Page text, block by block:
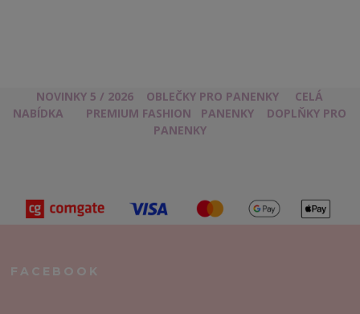
NOVINKY 5 / 2026 OBLEČKY PRO PANENKY
CELÁ
NABÍDKA
PREMIUM FASHION PANENKY
DOPLŇKY PRO
PANENKY
FACEBOOK